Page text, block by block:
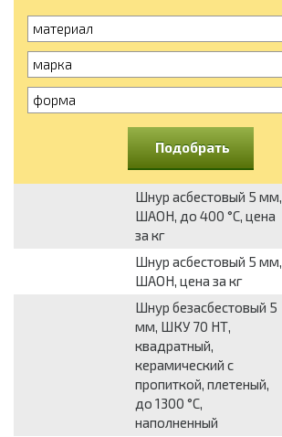
материал
марка
форма
Подобрать
Шнур асбестовый 5 мм,
ШАОН, до 400 °С, цена
за кг
Шнур асбестовый 5 мм,
ШАОН, цена за кг
Шнур безасбестовый 5
мм, ШКУ 70 НТ,
квадратный,
керамический с
пропиткой, плетеный,
до 1300 °С,
наполненный